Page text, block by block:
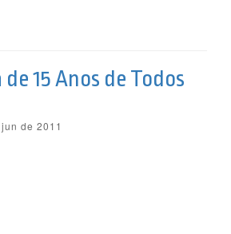
15 Anos de Todos
de 2011